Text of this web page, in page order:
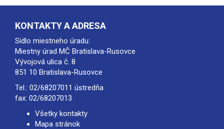
KONTAKTY A ADRESA
Sídlo miestneho úradu:
Miestny úrad MČ Bratislava-Rusovce
Vývojová ulica č. 8
851 10 Bratislava-Rusovce
Tel.: 02/68207011 ústredňa
fax: 02/68207013
Všetky kontakty
Mapa stránok